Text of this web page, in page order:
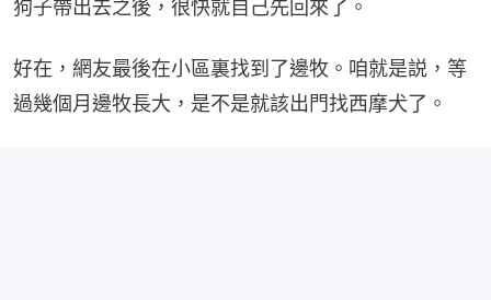
狗子帶出去之後，很快就自己先回來了。
好在，網友最後在小區裏找到了邊牧。咱就是説，等
過幾個月邊牧長大，是不是就該出門找西摩犬了。